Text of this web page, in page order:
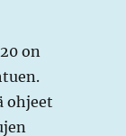
on
ohjeet